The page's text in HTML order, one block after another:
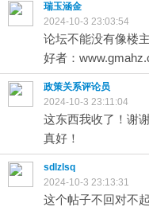
瑞玉涵金
2024-10-3 23:03:54
论坛不能没有像楼
好者：
政策关系评论员
2024-10-3 23:11:04
这东西我收了！谢
真好！
sdlzlsq
2024-10-3 23:13:31
这个帖子不回对不